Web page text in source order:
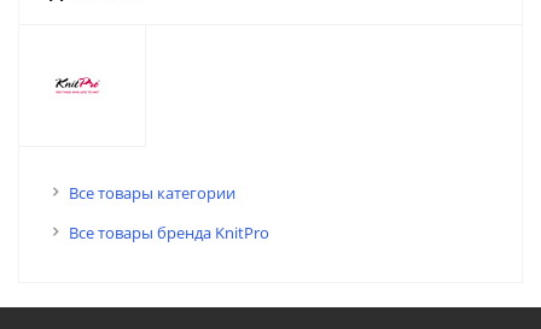
Все товары категории
Все товары бренда KnitPro